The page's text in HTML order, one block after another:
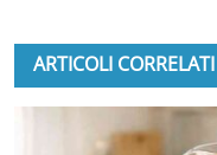
ARTICOLI CORRELATI